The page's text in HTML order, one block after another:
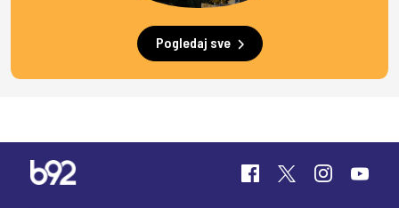
Pogledaj sve